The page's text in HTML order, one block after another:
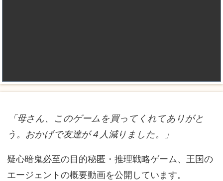
「母さん、このゲームを買ってくれてありがと
う。おかげで友達が４人減りました。」
疑心暗鬼必至の目的秘匿・推理戦略ゲーム、王国の
エージェントの概要動画を公開しています。